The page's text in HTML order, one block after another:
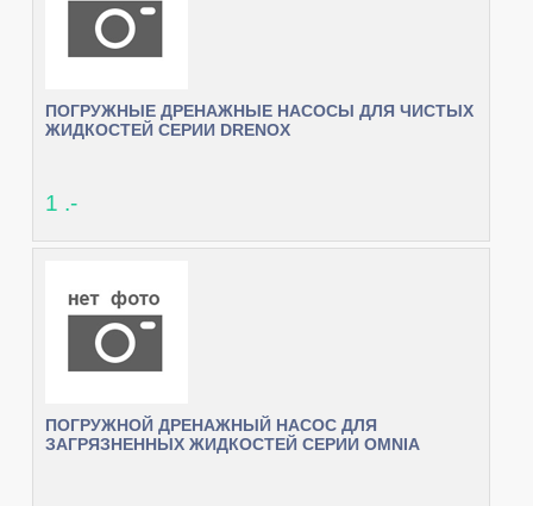
ПОГРУЖНЫЕ ДРЕНАЖНЫЕ НАСОСЫ ДЛЯ ЧИСТЫХ
ЖИДКОСТЕЙ СЕРИИ DRENOX
1 .-
ПОГРУЖНОЙ ДРЕНАЖНЫЙ НАСОС ДЛЯ
ЗАГРЯЗНЕННЫХ ЖИДКОСТЕЙ СЕРИИ OMNIA​